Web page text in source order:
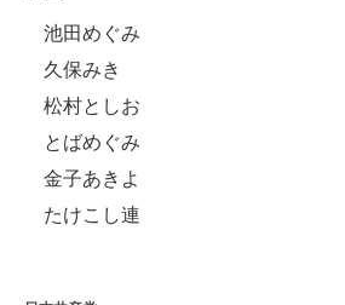
池田めぐみ
久保みき
松村としお
とばめぐみ
金子あきよ
たけこし連